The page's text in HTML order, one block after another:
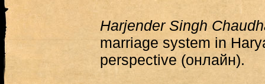
Harjender Singh
marriage system in
perspective (онлайн).